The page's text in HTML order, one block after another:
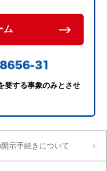
ム
要する事象のみとさせ
示手続きについて